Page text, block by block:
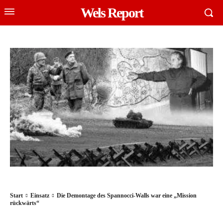
Wels Report
Start Einsatz
Die Demontage des Spannocci-Walls war eine „Mission
rückwärts“